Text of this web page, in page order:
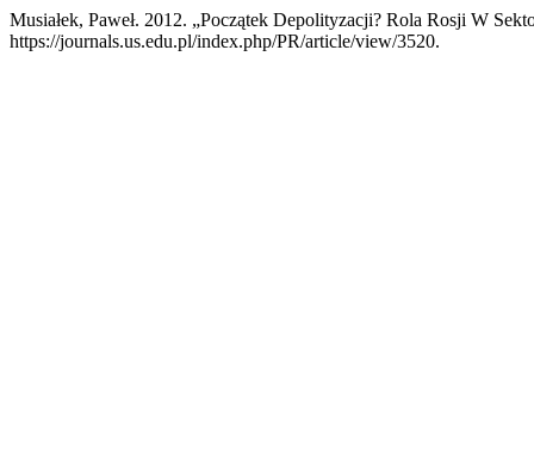
Musiałek, Paweł. 2012. „Początek Depolityzacji? Rola Rosji W
https://journals.us.edu.pl/index.php/PR/article/view/3520.